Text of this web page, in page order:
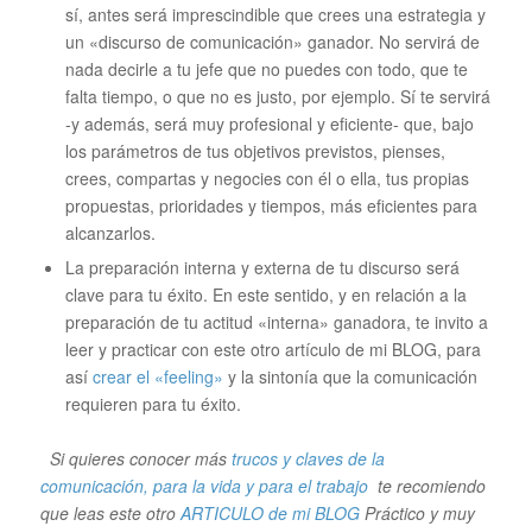
sí, antes será imprescindible que crees una estrategia y
un «discurso de comunicación» ganador. No servirá de
nada decirle a tu jefe que no puedes con todo, que te
falta tiempo, o que no es justo, por ejemplo. Sí te servirá
-y además, será muy profesional y eficiente- que, bajo
los parámetros de tus objetivos previstos, pienses,
crees, compartas y negocies con él o ella, tus propias
propuestas, prioridades y tiempos, más eficientes para
alcanzarlos.
La preparación interna y externa de tu discurso será
clave para tu éxito. En este sentido, y en relación a la
preparación de tu actitud «interna» ganadora, te invito a
leer y practicar con este otro artículo de mi BLOG, para
asícrear el «feeling» y la sintonía que la comunicación
requieren para tu éxito.
Si quieres conocer más trucos y claves de la
comunicación, para la vida y para el trabajote recomiendo
que leas este otro ARTICULO de mi BLOGPráctico y muy